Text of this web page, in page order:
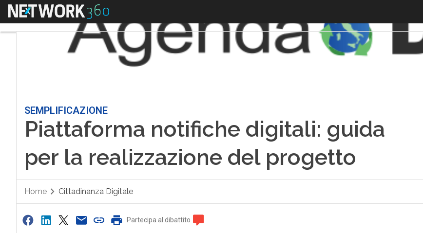
Menu
SEMPLIFICAZIONE
Piattaforma notifiche digitali: guida
per la realizzazione del progetto
Home Cittadinanza Digitale
Partecipa al dibattito